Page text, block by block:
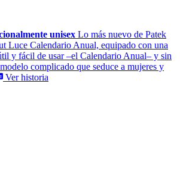
unisex Lo más nuevo de Patek
Luce Calendario Anual, equipado con una
y fácil de usar –el Calendario Anual– y sin
complicado que seduce a mujeres y
Ver historia